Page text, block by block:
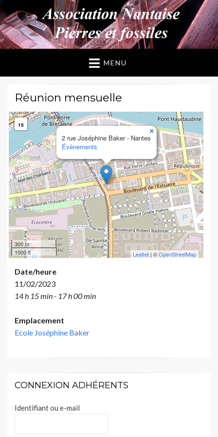
ANPF
Association Nantaise Pierres et Fossiles
MENU
Réunion mensuelle
2 rue Joséphine Baker - Nantes
Évènements
×
15
300 m
1000 ft
Leaflet | ©OpenStreetMap
Date/heure
11/02/2023
14 h 15 min - 17 h 00 min
Emplacement
Ecole Joséphine Baker
CONNEXION ADHÉRENTS
Identifiant ou e-mail